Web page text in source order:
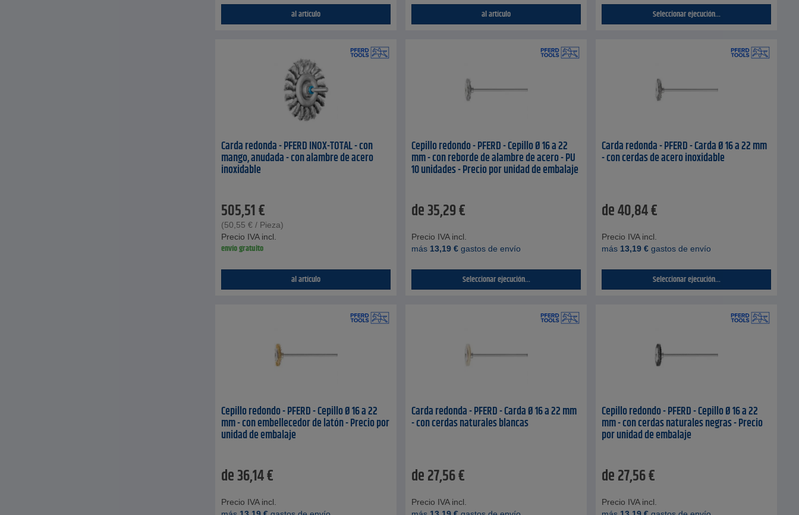
al artículo al artículo Seleccionar ejecución...
Carda redonda - PFERD INOX-TOTAL - con
mango, anudada - con alambre de acero
inoxidable
505,51€
(50,55 € / Pieza)
Precio IVA incl.
envío gratuito
al artículo
Cepillo redondo - PFERD - Cepillo Ø 16 a 22
mm - con reborde de alambre de acero - PU
10 unidades - Precio por unidad de embalaje
de35,29€
Precio IVA incl.
más 13,19 € gastos de envío
Seleccionar ejecución...
Carda redonda - PFERD - Carda Ø 16 a 22 mm
- con cerdas de acero inoxidable
de40,84€
Precio IVA incl.
más 13,19 € gastos de envío
Seleccionar ejecución...
Cepillo redondo - PFERD - Cepillo Ø 16 a 22
mm - con embellecedor de latón - Precio por
unidad de embalaje
de36,14€
Precio IVA incl.
Carda redonda - PFERD - Carda Ø 16 a 22 mm
- con cerdas naturales blancas
de27,56€
Precio IVA incl.
Cepillo redondo - PFERD - Cepillo Ø 16 a 22
mm - con cerdas naturales negras - Precio
por unidad de embalaje
de27,56€
Precio IVA incl.